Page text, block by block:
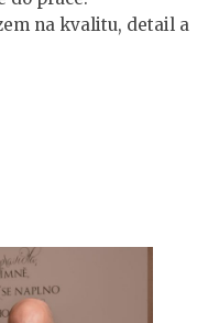
na kvalitu, detail a